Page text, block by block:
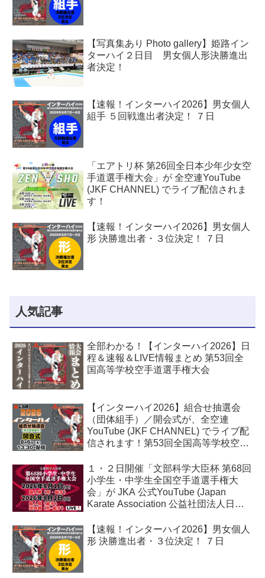
【写真集あり Photo gallery】姫路イン
ターハイ２日目 男女個人形決勝進出
者決定！
【速報！インターハイ2026】男女個人
組手 ５回戦進出者決定！ ７日
「エアトリ杯 第26回全日本少年少女空
手道選手権大会」が 全空連YouTube
(JKF CHANNEL) でライブ配信されま
す！
【速報！インターハイ2026】男女個人
形 決勝進出者・３位決定！ ７日
人気記事
全部わかる！【インターハイ2026】日
程＆速報＆LIVE情報まとめ 第53回全
国高等学校空手道選手権大会
【インターハイ2026】組合せ抽選会
（団体組手）／開会式が、全空連
YouTube (JKF CHANNEL) でライブ配
信されます！第53回全国高等学校空手
１・２日開催「文部科学大臣杯 第68回
小学生・中学生全国空手道選手権大
会」が JKA 公式YouTube (Japan
Karate Association 公益社団法人日本
【速報！インターハイ2026】男女個人
形 決勝進出者・３位決定！ ７日